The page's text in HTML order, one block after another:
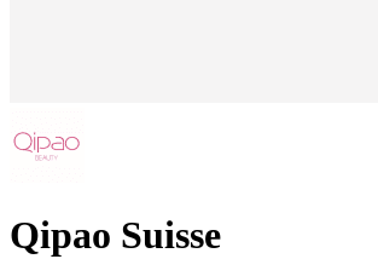
Qipao Suisse